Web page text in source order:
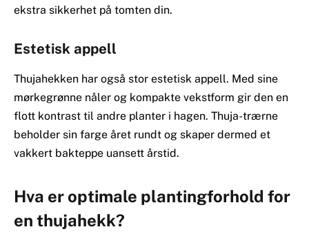
ekstra sikkerhet på tomten din.
Estetisk appell
Thujahekken har også stor estetisk appell. Med sine
mørkegrønne nåler og kompakte vekstform gir den en
flott kontrast til andre planter i hagen. Thuja-trærne
beholder sin farge året rundt og skaper dermed et
vakkert bakteppe uansett årstid.
Hva er optimale plantingforhold for
en thujahekk?